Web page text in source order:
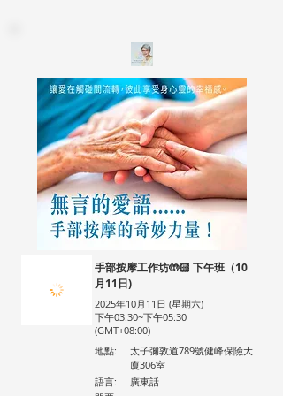
手部按摩工作坊🤲🏻 下午班（10
月11日)
2025年10月11日 (星期六)
下午03:30~下午05:30
(GMT+08:00)
地點:
太子彌敦道789號健峰保險大
廈306室
語言:
廣東話